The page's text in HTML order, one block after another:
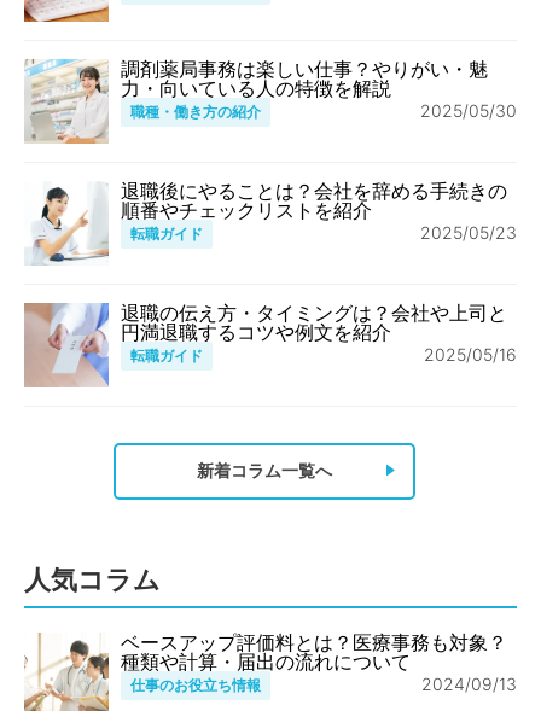
調剤薬局事務は楽しい仕事？やりがい・魅
力・向いている人の特徴を解説
職種・働き方の紹介 2025/05/30
退職後にやることは？会社を辞める手続きの
順番やチェックリストを紹介
転職ガイド 2025/05/23
退職の伝え方・タイミングは？会社や上司と
円満退職するコツや例文を紹介
転職ガイド 2025/05/16
新着コラム一覧へ
人気コラム
ベースアップ評価料とは？医療事務も対象？
種類や計算・届出の流れについて
仕事のお役立ち情報 2024/09/13